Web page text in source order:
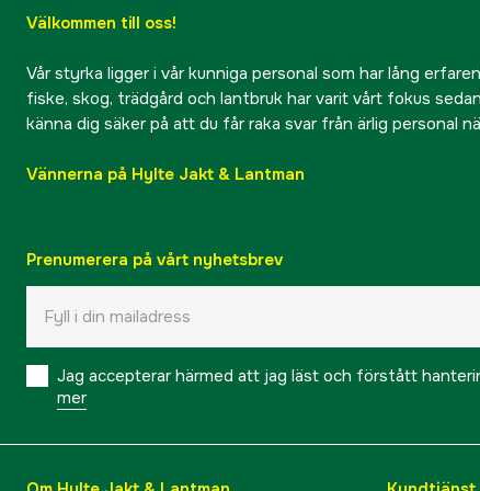
Välkommen till oss!
Vår styrka ligger i vår kunniga personal som har lång
fiske, skog, trädgård och lantbruk har varit vårt fokus
känna dig säker på att du får raka svar från ärlig personal
Vännerna på Hylte Jakt & Lantman
Prenumerera på vårt nyhetsbrev
Jag accepterar härmed att jag läst och förstått
mer